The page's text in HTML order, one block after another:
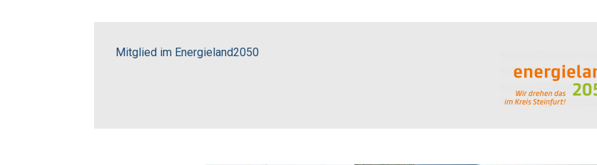
Mitglied im Energieland2050